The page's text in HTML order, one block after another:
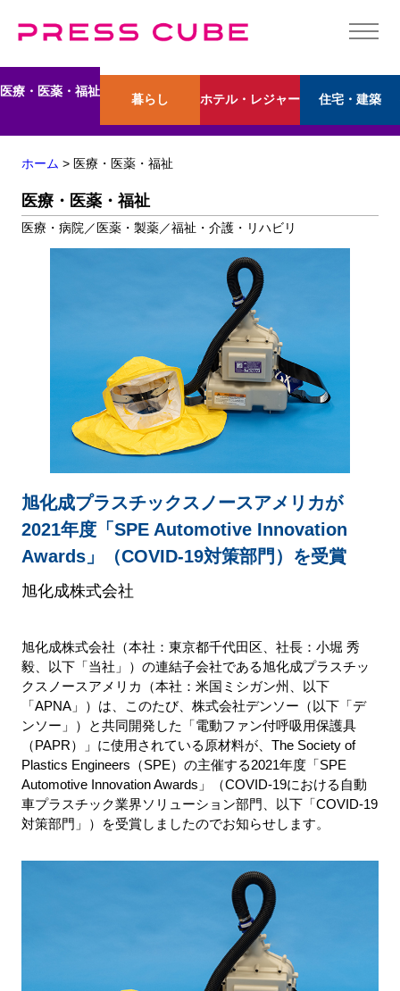
医療・医薬・福祉
暮らし ホテル・レジャー 住宅・建築
ホーム > 医療・医薬・福祉
医療・医薬・福祉
医療・病院／医薬・製薬／福祉・介護・リハビリ
旭化成プラスチックスノースアメリカが
2021年度「SPE Automotive Innovation
Awards」（COVID-19対策部門）を受賞
旭化成株式会社
旭化成株式会社（本社：東京都千代田区、社長：小堀 秀
毅、以下「当社」）の連結子会社である旭化成プラスチッ
クスノースアメリカ（本社：米国ミシガン州、以下
「APNA」）は、このたび、株式会社デンソー（以下「デ
ンソー」）と共同開発した「電動ファン付呼吸用保護具
（PAPR）」に使用されている原材料が、The Society of
Plastics Engineers（SPE）の主催する2021年度「SPE
Automotive Innovation Awards」（COVID-19における自動
車プラスチック業界ソリューション部門、以下「COVID-19
対策部門」）を受賞しましたのでお知らせします。